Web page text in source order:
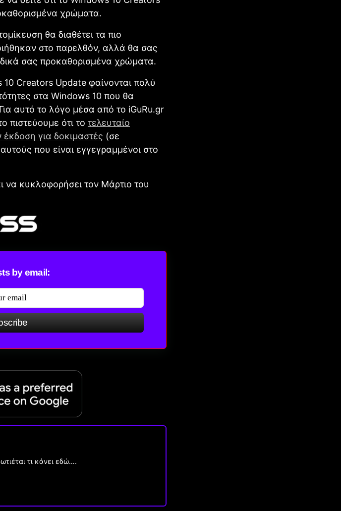
χρώματα.
θα διαθέτει τα πιο
στο παρελθόν, αλλά θα σας
δικά σας προκαθορισμένα χρώματα.
Creators Update φαίνονται πολύ
στα Windows 10 που θα
αυτό το λόγο μέσα από το iGuRu.gr
πιστεύουμε ότι το τελευταίο
για δοκιμαστές (σε
που είναι εγγεγραμμένοι στο
κυκλοφορήσει τον Μάρτιο του
by email:
τι κάνει εδώ….